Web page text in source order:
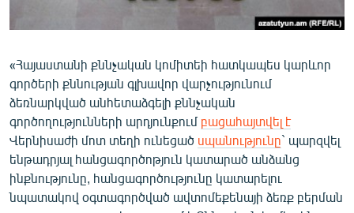
ՄԵԿՆԱԲԱՆՈՒԹՅՈՒՆ
ԿՈՐՈՆԱՎԻՐՈՒՍ
ԱՐԽԻՎ
ՏԵՍԱՆՅՈՒԹԵՐ
ԲԱՆԱՎԵՃ
ՁԳՏԵԼՈՎ ԼԱՎԱԳՈՒՅՆԻՆ
ՓՈԴՔԱՍԹ
«Հայաստանի քննչական կոմիտեի հատկապես կարևոր
գործերի քննության գլխավոր վարչությունում
ձեռնարկված անհետաձգելի քննչական
գործողությունների արդյունքում բացահայտվել է
Վերնիսաժի մոտ տեղի ունեցած սպանությունը` պարզվել
ենթադրյալ հանցագործոթյուն կատարած անձանց
ինքնությունը, հանցագործությունը կատարելու
նպատակով օգտագործված ավտոմեքենայի ձեռք բերման